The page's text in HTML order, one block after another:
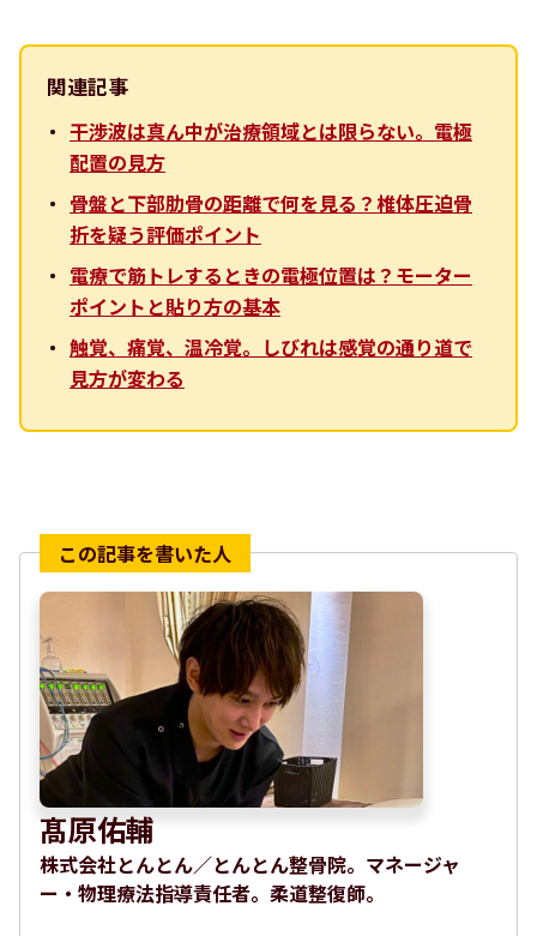
関連記事
干渉波は真ん中が治療領域とは限らない。電極
配置の見方
骨盤と下部肋骨の距離で何を見る？椎体圧迫骨
折を疑う評価ポイント
電療で筋トレするときの電極位置は？モーター
ポイントと貼り方の基本
触覚、痛覚、温冷覚。しびれは感覚の通り道で
見方が変わる
髙原佑輔
株式会社とんとん／とんとん整骨院。マネージャ
ー・物理療法指導責任者。柔道整復師。